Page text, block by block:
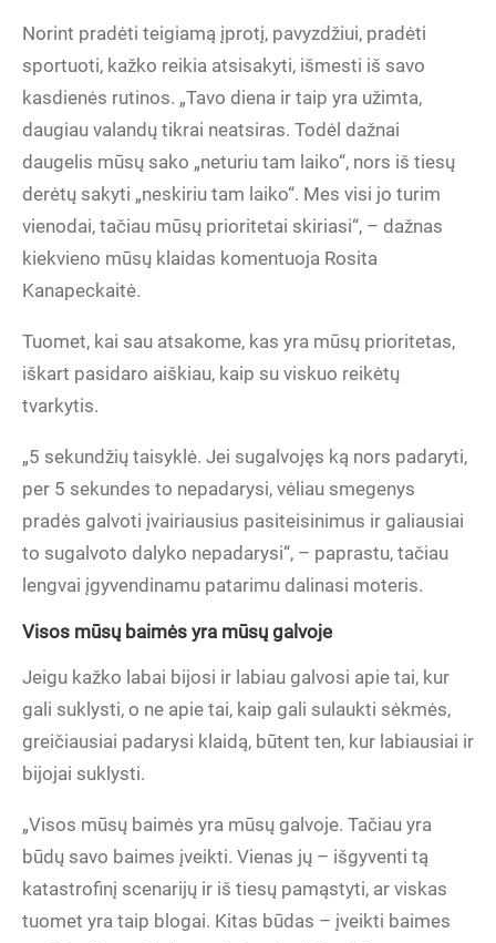
Norint pradėti teigiamą įprotį, pavyzdžiui, pradėti
sportuoti, kažko reikia atsisakyti, išmesti iš savo
kasdienės rutinos. „Tavo diena ir taip yra užimta,
daugiau valandų tikrai neatsiras. Todėl dažnai
daugelis mūsų sako „neturiu tam laiko“, nors iš tiesų
derėtų sakyti „neskiriu tam laiko“. Mes visi jo turim
vienodai, tačiau mūsų prioritetai skiriasi“, – dažnas
kiekvieno mūsų klaidas komentuoja Rosita
Kanapeckaitė.
Tuomet, kai sau atsakome, kas yra mūsų prioritetas,
iškart pasidaro aiškiau, kaip su viskuo reikėtų
tvarkytis.
„5 sekundžių taisyklė. Jei sugalvojęs ką nors padaryti,
per 5 sekundes to nepadarysi, vėliau smegenys
pradės galvoti įvairiausius pasiteisinimus ir galiausiai
to sugalvoto dalyko nepadarysi“, – paprastu, tačiau
lengvai įgyvendinamu patarimu dalinasi moteris.
Visos mūsų baimės yra mūsų galvoje
Jeigu kažko labai bijosi ir labiau galvosi apie tai, kur
gali suklysti, o ne apie tai, kaip gali sulaukti sėkmės,
greičiausiai padarysi klaidą, būtent ten, kur labiausiai ir
bijojai suklysti.
„Visos mūsų baimės yra mūsų galvoje. Tačiau yra
būdų savo baimes įveikti. Vienas jų – išgyventi tą
katastrofinį scenarijų ir iš tiesų pamąstyti, ar viskas
tuomet yra taip blogai. Kitas būdas – įveikti baimes